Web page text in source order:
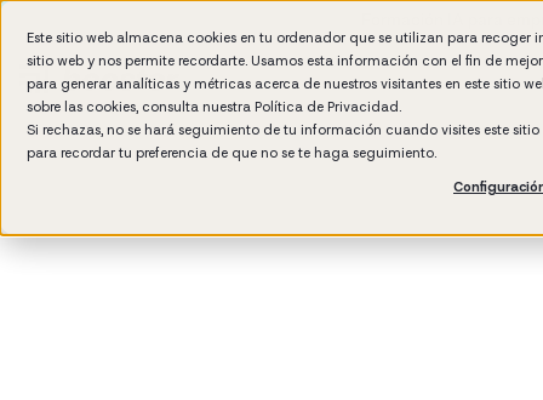
Este sitio web almacena cookies en tu ordenador que se utilizan para
sitio web y nos permite recordarte. Usamos esta información con el fin de
para generar analíticas y métricas acerca de nuestros visitantes en este sitio
sobre las cookies, consulta nuestra Política de Privacidad.
Si rechazas, no se hará seguimiento de tu información cuando visites este
para recordar tu preferencia de que no se te haga seguimiento.